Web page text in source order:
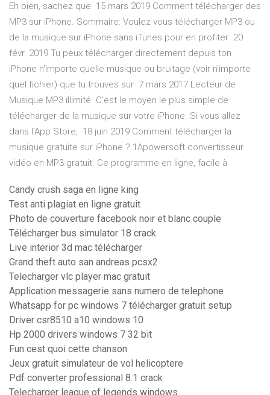
Eh bien, sachez que 15 mars 2019 Comment télécharger des
MP3 sur iPhone. Sommaire: Voulez-vous télécharger MP3 ou
de la musique sur iPhone sans iTunes pour en profiter 20
févr. 2019 Tu peux télécharger directement depuis ton
iPhone n'importe quelle musique ou bruitage (voir n'importe
quel fichier) que tu trouves sur 7 mars 2017 Lecteur de
Musique MP3 illimité. C'est le moyen le plus simple de
télécharger de la musique sur votre iPhone. Si vous allez
dans l'App Store, 18 juin 2019 Comment télécharger la
musique gratuite sur iPhone ? 1Apowersoft convertisseur
vidéo en MP3 gratuit. Ce programme en ligne, facile à
Candy crush saga en ligne king
Test anti plagiat en ligne gratuit
Photo de couverture facebook noir et blanc couple
Télécharger bus simulator 18 crack
Live interior 3d mac télécharger
Grand theft auto san andreas pcsx2
Telecharger vlc player mac gratuit
Application messagerie sans numero de telephone
Whatsapp for pc windows 7 télécharger gratuit setup
Driver csr8510 a10 windows 10
Hp 2000 drivers windows 7 32 bit
Fun cest quoi cette chanson
Jeux gratuit simulateur de vol helicoptere
Pdf converter professional 8.1 crack
Telecharger league of legends windows